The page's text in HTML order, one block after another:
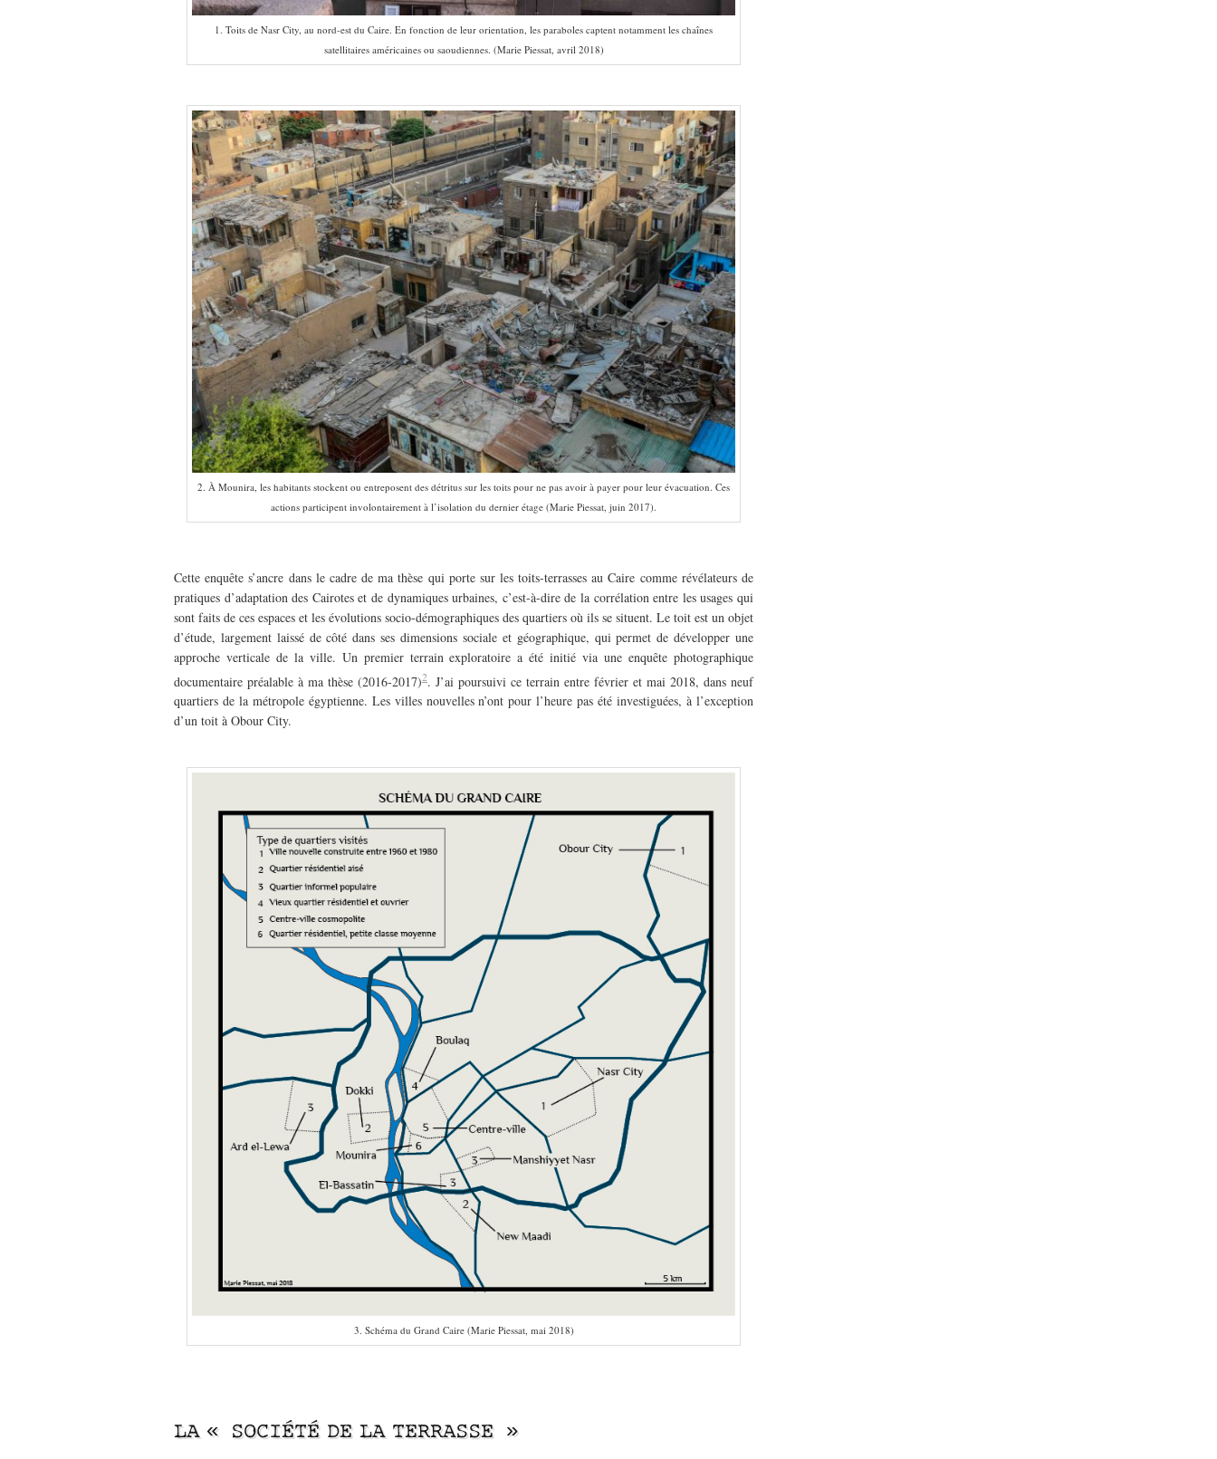
1. Toits de Nasr City, au nord-est du Caire. En fonction de leur orientation, les paraboles captent notamment les chaînes
satellitaires américaines ou saoudiennes. (Marie Piessat, avril 2018)
2. À Mounira, les habitants stockent ou entreposent des détritus sur les toits pour ne pas avoir à payer pour leur évacuation. Ces
actions participent involontairement à l’isolation du dernier étage (Marie Piessat, juin 2017).
Cette enquête s’ancre dans le cadre de ma thèse qui porte sur les toits-terrasses au Caire comme révélateurs de
pratiques d’adaptation des Cairotes et de dynamiques urbaines, c’est-à-dire de la corrélation entre les usages qui
sont faits de ces espaces et les évolutions socio-démographiques des quartiers où ils se situent. Le toit est un objet
d’étude, largement laissé de côté dans ses dimensions sociale et géographique, qui permet de développer une
approche verticale de la ville. Un premier terrain exploratoire a été initié via une enquête photographique
documentaire préalable à ma thèse (2016-2017)2. J’ai poursuivi ce terrain entre février et mai 2018, dans neuf
quartiers de la métropole égyptienne. Les villes nouvelles n’ont pour l’heure pas été investiguées, à l’exception
d’un toit à Obour City.
3. Schéma du Grand Caire (Marie Piessat, mai 2018)
LA « SOCIÉTÉ DE LA TERRASSE »